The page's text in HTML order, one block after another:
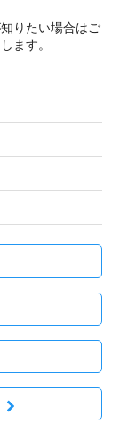
りたい場合はご
ます。